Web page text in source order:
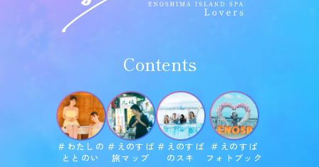
Contents
＃わたしの
ととのい
＃えのすぱ
旅マップ
＃えのすぱ
のスキ
＃えのすぱ
フォトブック